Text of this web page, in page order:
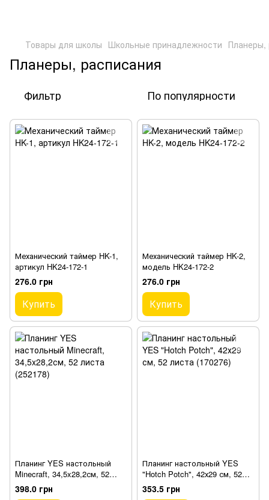
Товары для школы Школьные принадлежности Планеры,
Планеры, расписания
Фильтр По популярности
Механический таймер HK-1,
артикул HK24-172-1
276.0 грн
Купить
Механический таймер HK-2,
модель HK24-172-2
276.0 грн
Купить
Планинг YES настольный
Minecraft, 34,5x28,2см, 52
листа (252178)
398.0 грн
Планинг настольный YES
"Hotch Potch", 42х29 см, 52
листа (170276)
353.5 грн